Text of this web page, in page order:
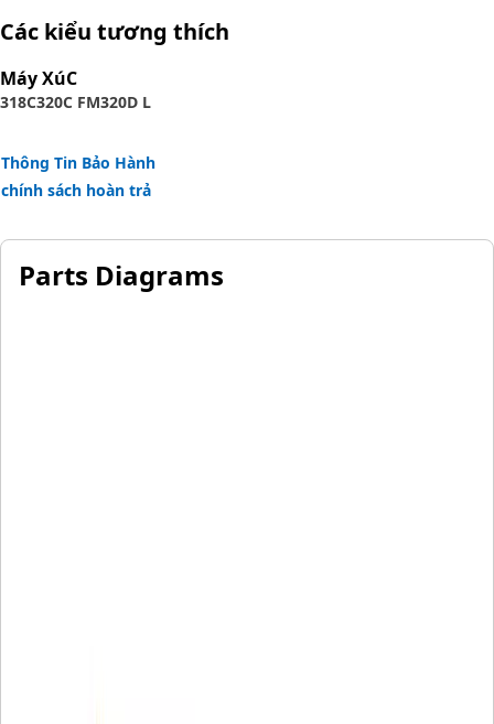
Các kiểu tương thích
Máy XúC
318C320C FM320D L
Thông Tin Bảo Hành
chính sách hoàn trả
Parts Diagrams